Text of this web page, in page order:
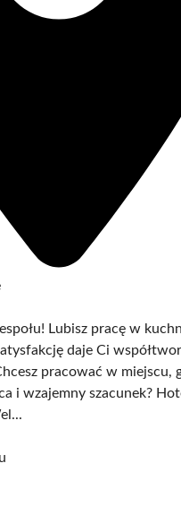
Lubisz pracę w
daje Ci
pracować w miejscu,
i wzajemny szacunek?